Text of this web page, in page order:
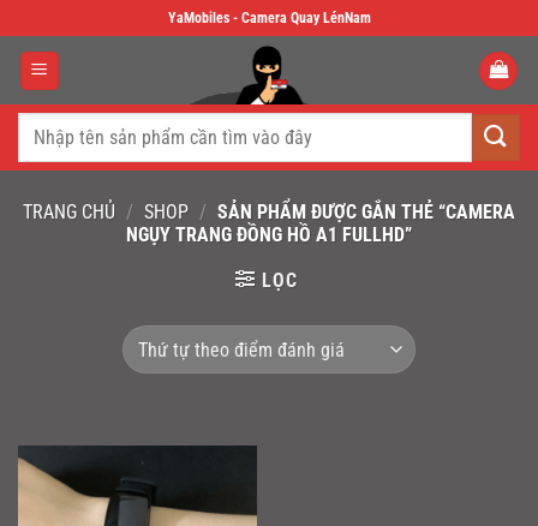
to
content
YaMobiles - Camera Quay LénNam
Tìm
TRANG CHỦ / SHOP / SẢN PHẨM ĐƯỢC GẮN THẺ “CAMERA
NGỤY TRANG ĐỒNG HỒ A1 FULLHD”
LỌC